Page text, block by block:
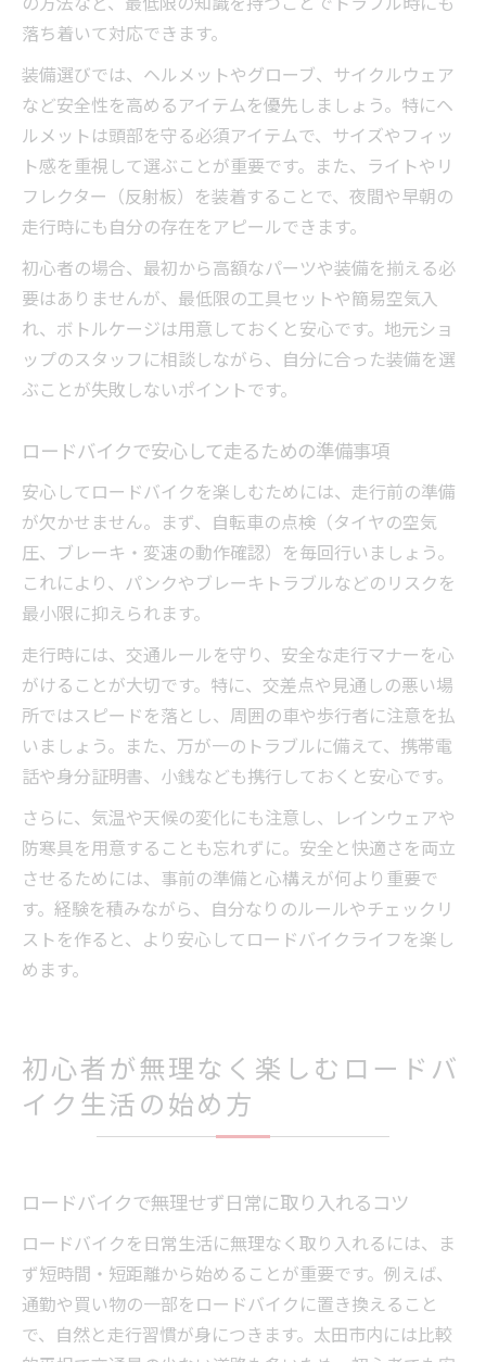
落ち着いて対応できます。
装備選びでは、ヘルメットやグローブ、サイクルウェア
など安全性を高めるアイテムを優先しましょう。特にヘ
ルメットは頭部を守る必須アイテムで、サイズやフィッ
ト感を重視して選ぶことが重要です。また、ライトやリ
フレクター（反射板）を装着することで、夜間や早朝の
走行時にも自分の存在をアピールできます。
初心者の場合、最初から高額なパーツや装備を揃える必
要はありませんが、最低限の工具セットや簡易空気入
れ、ボトルケージは用意しておくと安心です。地元ショ
ップのスタッフに相談しながら、自分に合った装備を選
ぶことが失敗しないポイントです。
ロードバイクで安心して走るための準備事項
安心してロードバイクを楽しむためには、走行前の準備
が欠かせません。まず、自転車の点検（タイヤの空気
圧、ブレーキ・変速の動作確認）を毎回行いましょう。
これにより、パンクやブレーキトラブルなどのリスクを
最小限に抑えられます。
走行時には、交通ルールを守り、安全な走行マナーを心
がけることが大切です。特に、交差点や見通しの悪い場
所ではスピードを落とし、周囲の車や歩行者に注意を払
いましょう。また、万が一のトラブルに備えて、携帯電
話や身分証明書、小銭なども携行しておくと安心です。
さらに、気温や天候の変化にも注意し、レインウェアや
防寒具を用意することも忘れずに。安全と快適さを両立
させるためには、事前の準備と心構えが何より重要で
す。経験を積みながら、自分なりのルールやチェックリ
ストを作ると、より安心してロードバイクライフを楽し
めます。
初心者が無理なく楽しむロードバ
イク生活の始め方
ロードバイクで無理せず日常に取り入れるコツ
ロードバイクを日常生活に無理なく取り入れるには、ま
ず短時間・短距離から始めることが重要です。例えば、
通勤や買い物の一部をロードバイクに置き換えること
で、自然と走行習慣が身につきます。太田市内には比較